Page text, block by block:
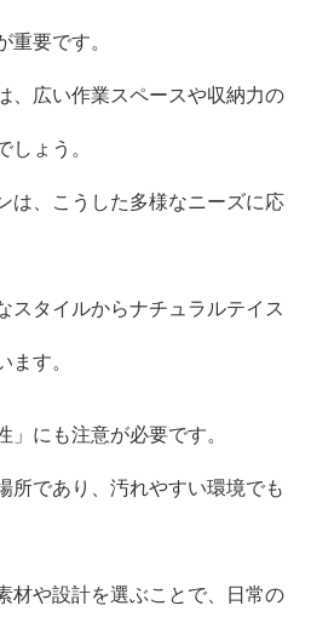
重要です。
、広い作業スペースや収納力の
しょう。
は、こうした多様なニーズに応
スタイルからナチュラルテイス
ます。
」にも注意が必要です。
所であり、汚れやすい環境でも
材や設計を選ぶことで、日常の